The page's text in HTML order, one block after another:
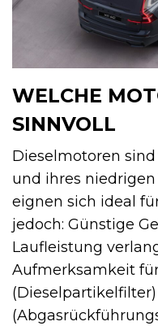
WELCHE
SINNVOLL
Dieselmotoren
und ihres niedrigen
eignen sich ideal
jedoch: Günstige
Laufleistung
Aufmerksamkeit